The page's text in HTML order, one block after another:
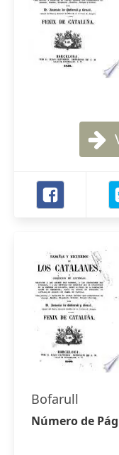
Bofarull
Número de